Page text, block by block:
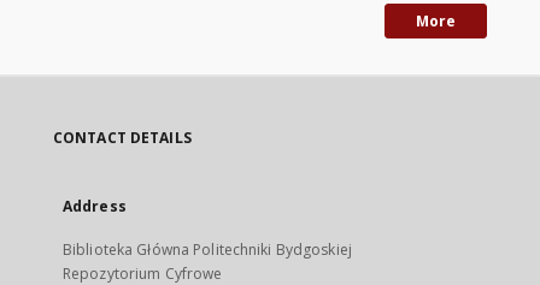
More
CONTACT DETAILS
Address
Biblioteka Główna Politechniki Bydgoskiej
Repozytorium Cyfrowe